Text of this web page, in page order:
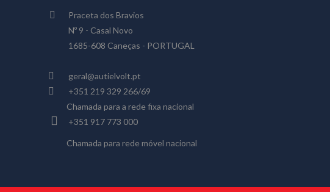
Praceta dos Bravios
Nº 9 - Casal Novo
1685-608 Caneças - PORTUGAL
geral@autielvolt.pt
+351 219 329 266/69
Chamada para a rede fixa nacional
+351 917 773 000
Chamada para rede móvel nacional